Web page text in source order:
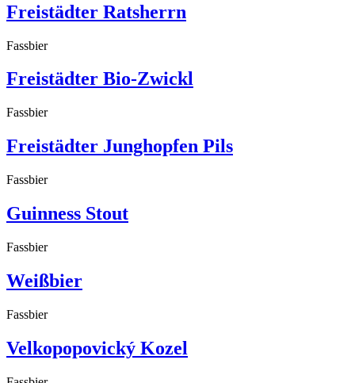
Freistädter Ratsherrn
Fassbier
Freistädter Bio-Zwickl
Fassbier
Freistädter Junghopfen Pils
Fassbier
Guinness Stout
Fassbier
Weißbier
Fassbier
Velkopopovický Kozel